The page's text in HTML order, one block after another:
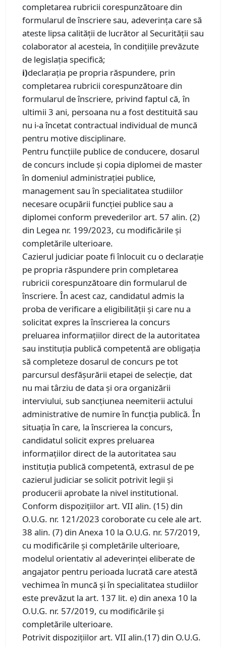
completarea rubricii corespunzătoare din
formularul de înscriere sau, adeverinţa care să
ateste lipsa calităţii de lucrător al Securităţii sau
colaborator al acesteia, în condițiile prevăzute
de legislația specifică;
i)declarația pe propria răspundere, prin
completarea rubricii corespunzătoare din
formularul de înscriere, privind faptul că, în
ultimii 3 ani, persoana nu a fost destituită sau
nu i-a încetat contractual individual de muncă
pentru motive disciplinare.
Pentru funcțiile publice de conducere, dosarul
de concurs include și copia diplomei de master
în domeniul administrației publice,
management sau în specialitatea studiilor
necesare ocupării funcției publice sau a
diplomei conform prevederilor art. 57 alin. (2)
din Legea nr. 199/2023, cu modificările și
completările ulterioare.
Cazierul judiciar poate fi înlocuit cu o declarație
pe propria răspundere prin completarea
rubricii corespunzătoare din formularul de
înscriere. În acest caz, candidatul admis la
proba de verificare a eligibilității și care nu a
solicitat expres la înscrierea la concurs
preluarea informațiilor direct de la autoritatea
sau instituția publică competentă are obligația
să completeze dosarul de concurs pe tot
parcursul desfășurării etapei de selecție, dat
nu mai târziu de data și ora organizării
interviului, sub sancțiunea neemiterii actului
administrative de numire în funcția publică. În
situația în care, la înscrierea la concurs,
candidatul solicit expres preluarea
informațiilor direct de la autoritatea sau
instituția publică competentă, extrasul de pe
cazierul judiciar se solicit potrivit legii și
producerii aprobate la nivel institutional.
Conform dispozițiilor art. VII alin. (15) din
O.U.G. nr. 121/2023 coroborate cu cele ale art.
38 alin. (7) din Anexa 10 la O.U.G. nr. 57/2019,
cu modificările și completările ulterioare,
modelul orientativ al adeverinței eliberate de
angajator pentru perioada lucrată care atestă
vechimea în muncă și în specialitatea studiilor
este prevăzut la art. 137 lit. e) din anexa 10 la
O.U.G. nr. 57/2019, cu modificările și
completările ulterioare.
Potrivit dispozițiilor art. VII alin.(17) din O.U.G.